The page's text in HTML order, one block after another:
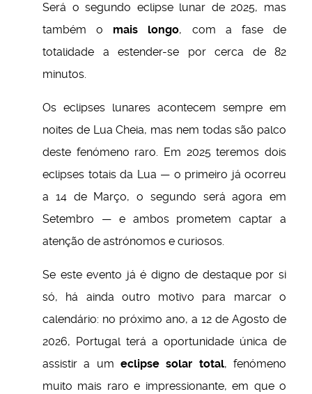
Será o segundo eclipse lunar de 2025, mas
também o mais longo, com a fase de
totalidade a estender-se por cerca de 82
minutos.
Os eclipses lunares acontecem sempre em
noites de Lua Cheia, mas nem todas são palco
deste fenómeno raro. Em 2025 teremos dois
eclipses totais da Lua — o primeiro já ocorreu
a 14 de Março, o segundo será agora em
Setembro — e ambos prometem captar a
atenção de astrónomos e curiosos.
Se este evento já é digno de destaque por si
só, há ainda outro motivo para marcar o
calendário: no próximo ano, a 12 de Agosto de
2026, Portugal terá a oportunidade única de
assistir a um eclipse solar total, fenómeno
muito mais raro e impressionante, em que o